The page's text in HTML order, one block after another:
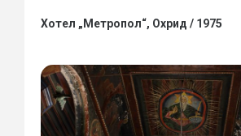
Хотел „Метропол“, Охрид / 1975